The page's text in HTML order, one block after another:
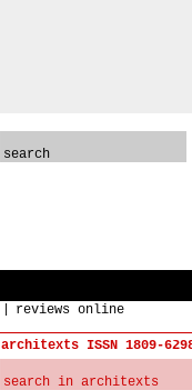
reviews online
architexts ISSN 1809-